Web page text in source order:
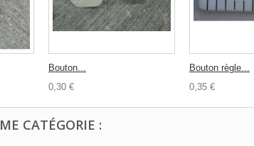
Bouton...
0,30 €
Bouton règle...
0,35 €
CATÉGORIE :